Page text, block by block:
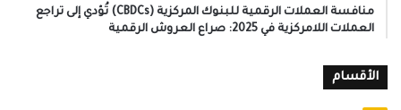
منافسة العملات الرقمية للبنوك المركزية (CBDCs) تُؤدي إلى تراجع
العملات اللامركزية في 2025: صراع العروش الرقمية
الأقسام